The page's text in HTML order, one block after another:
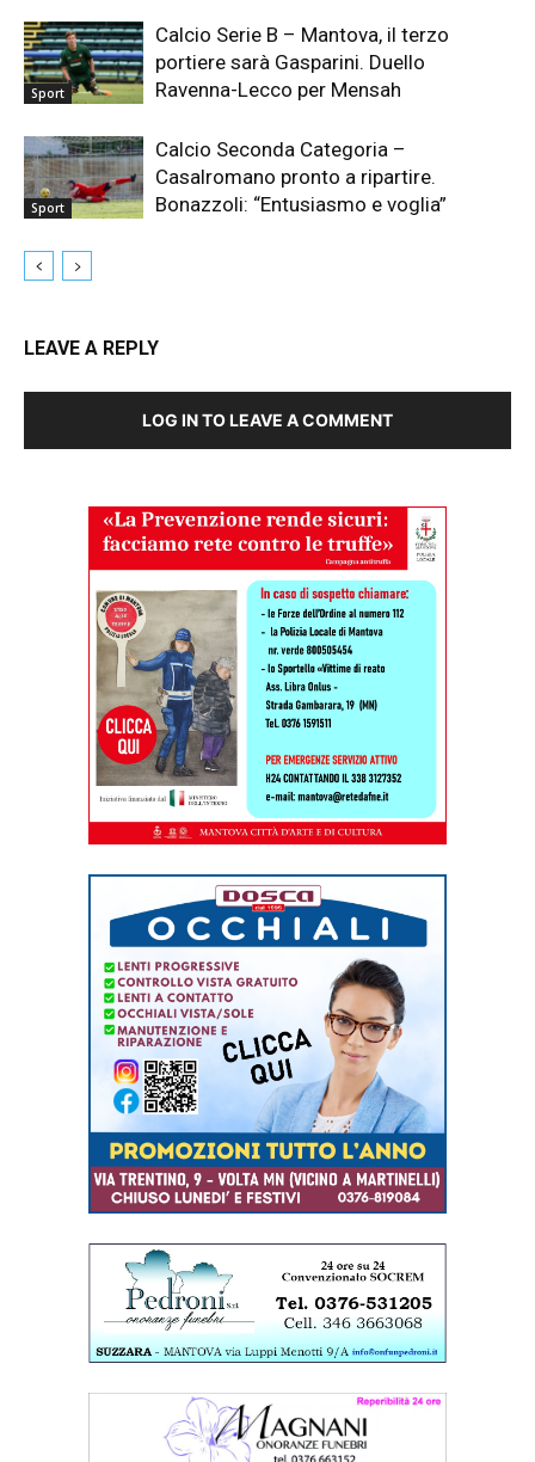
Sport
Calcio Serie B – Mantova, il terzo
portiere sarà Gasparini. Duello
Ravenna-Lecco per Mensah
Sport
Calcio Seconda Categoria –
Casalromano pronto a ripartire.
Bonazzoli: “Entusiasmo e voglia”
LEAVE A REPLY
LOG IN TO LEAVE A COMMENT